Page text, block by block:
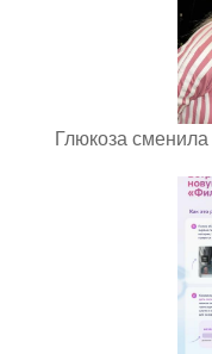
Глюкоза